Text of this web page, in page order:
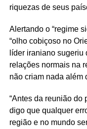
riquezas de seus
Alertando o “regime
“olho cobiçoso no
líder iraniano sugeriu
relações normais na
não criam nada além
“Antes da reunião do
digo que qualquer
região e no mundo